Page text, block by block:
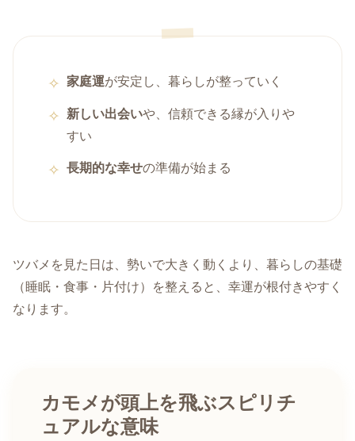
家庭運が安定し、暮らしが整っていく
新しい出会いや、信頼できる縁が入りや
すい
長期的な幸せの準備が始まる
ツバメを見た日は、勢いで大きく動くより、暮らしの基礎
（睡眠・食事・片付け）を整えると、幸運が根付きやすく
なります。
カモメが頭上を飛ぶスピリチ
ュアルな意味